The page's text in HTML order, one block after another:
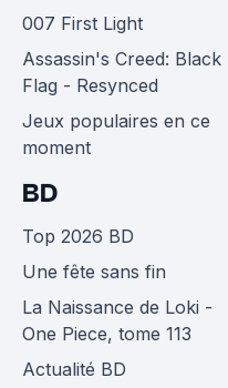
007 First Light
Assassin's Creed: Black
Flag - Resynced
Jeux populaires en ce
moment
BD
Top 2026 BD
Une fête sans fin
La Naissance de Loki -
One Piece, tome 113
Actualité BD